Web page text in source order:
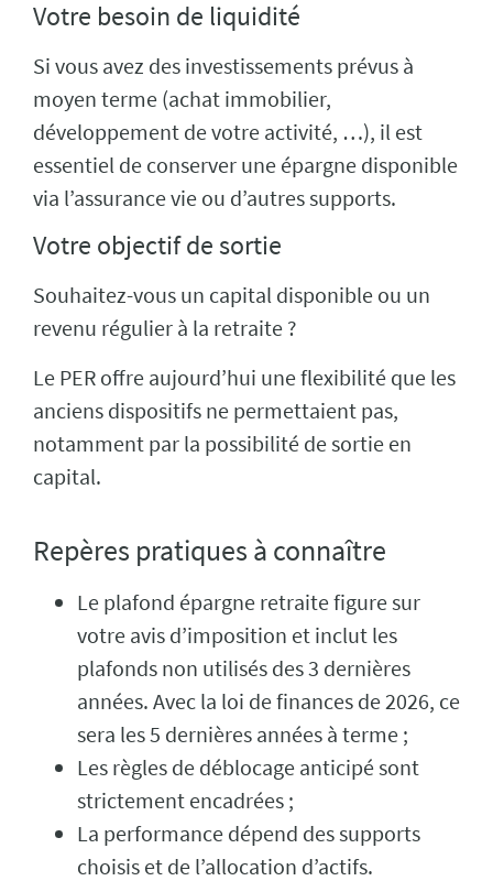
Votre besoin de liquidité
Si vous avez des investissements prévus à
moyen terme (achat immobilier,
développement de votre activité, …), il est
essentiel de conserver une épargne disponible
via l’assurance vie ou d’autres supports.
Votre objectif de sortie
Souhaitez-vous un capital disponible ou un
revenu régulier à la retraite ?
Le PER offre aujourd’hui une flexibilité que les
anciens dispositifs ne permettaient pas,
notamment par la possibilité de sortie en
capital.
Repères pratiques à connaître
Le plafond épargne retraite figure sur
votre avis d’imposition et inclut les
plafonds non utilisés des 3 dernières
années. Avec la loi de finances de 2026, ce
sera les 5 dernières années à terme ;
Les règles de déblocage anticipé sont
strictement encadrées ;
La performance dépend des supports
choisis et de l’allocation d’actifs.